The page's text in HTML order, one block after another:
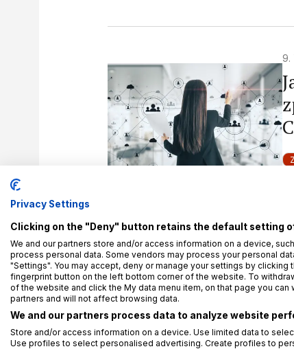
9.
2.
Privacy Settings
Clicking on the "Deny" button retains the default setting
We and our partners store and/or access information on a device,
process personal data. Some vendors may process your personal
"Settings". You may accept, deny or manage your settings by
fingerprint button on the left bottom corner of the website. To
of the website and click the My data menu item, on that page you
partners and will not affect browsing data.
We and our partners process data to analyze website
Store and/or access information on a device. Use limited data to
Use profiles to select personalised advertising. Create profiles to